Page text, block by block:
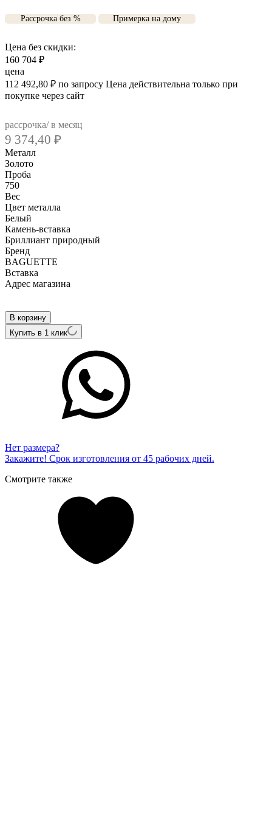
Рассрочка без % Примерка на дому
Цена без скидки:
160 704 ₽
цена
112 492,80 ₽ по запросу Цена действительна только при
покупке через сайт
рассрочка/ в месяц
9 374,40 ₽
Металл
Золото
Проба
750
Вес
Цвет металла
Белый
Камень-вставка
Бриллиант природный
Бренд
BAGUETTE
Вcтавка
Адрес магазина
В корзину
Купить в 1 клик
Нет размера?
Закажите! Срок изготовления от 45 рабочих дней.
Смотрите также